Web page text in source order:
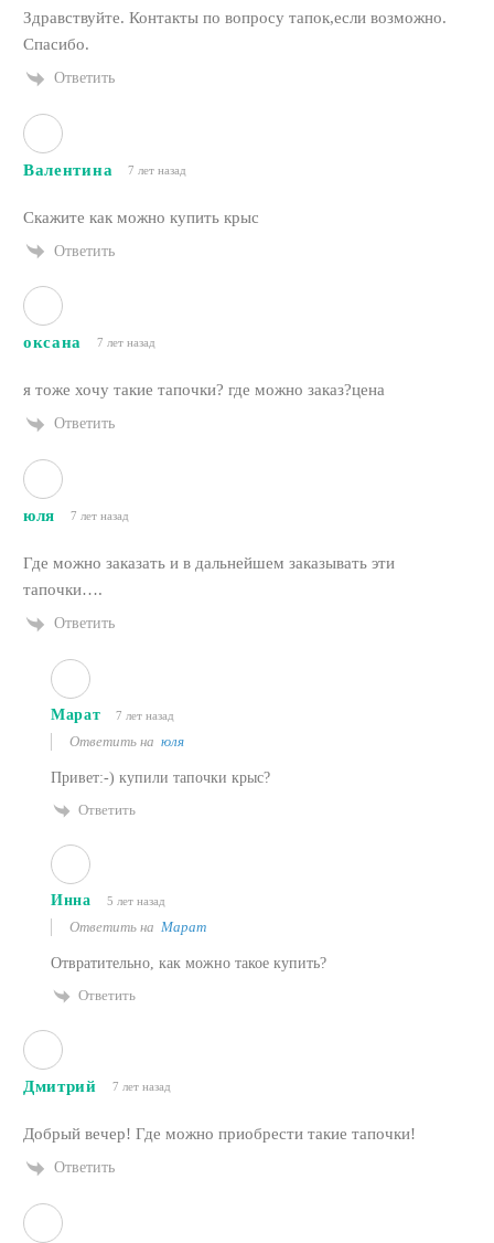
Здравствуйте. Контакты по вопросу тапок,если возможно.
Спасибо.
Ответить
Валентина 7 лет назад
Скажите как можно купить крыс
Ответить
оксана 7 лет назад
я тоже хочу такие тапочки? где можно заказ?цена
Ответить
юля 7 лет назад
Где можно заказать и в дальнейшем заказывать эти
тапочки….
Ответить
Марат 7 лет назад
Ответить на юля
Привет:-) купили тапочки крыс?
Ответить
Инна 5 лет назад
Ответить на Марат
Отвратительно, как можно такое купить?
Ответить
Дмитрий 7 лет назад
Добрый вечер! Где можно приобрести такие тапочки!
Ответить